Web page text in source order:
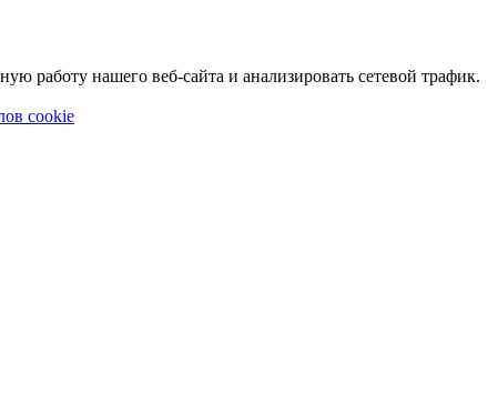
работу нашего веб-сайта и анализировать сетевой трафик.
cookie